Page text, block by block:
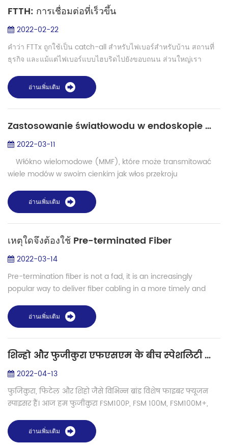
FTTH: การเชื่อมต่อที่เร็วขึ้น
2022-02-22
คำว่า FTTx ถูกใช้เป็น catch-all สำหรับไฟเบอร์สำหรับบ้าน สถานที่
ธุรกิจ และแม้แต่ไฟเบอร์แบบไฮบริดไปยังขอบถนน ส่วนใหญ่เรา
เชื่อมต่อบรอ...
อ่านเพิ่มเติม
Zastosowanie światłowodu w endoskopie medycznym
2022-03-11
Włókno wielomodowe (MMF), które może transmitować
wiele modów w swoim cienkim jak włos przekroju
obecnie do przesyłania światła infor...
อ่านเพิ่มเติม
เหตุใดจึงต้องใช้ Pre-terminated Fiber
2022-03-14
Pre-termination fiber is not a fad, it is an increasingly
popular way to deliver fiber cabling in a more timely and
projects provided by large...
อ่านเพิ่มเติม
शिन्हो और फुजीकुरा एफएसएम के बीच स्पेशलिटी फाइबर फ्यूजन स्पाइसर तुलना
2022-04-13
फुजिकुरा, फिटेल और शिंहो जैसे विभिन्न ब्रांड विशेष फाइबर फ्यूजन
स्पाइसर हैं। आज हम फुजीकुरा FSM100P, FSM 100M, FSM100M+,
37LDF, S-27LDF के ब...
อ่านเพิ่มเติม